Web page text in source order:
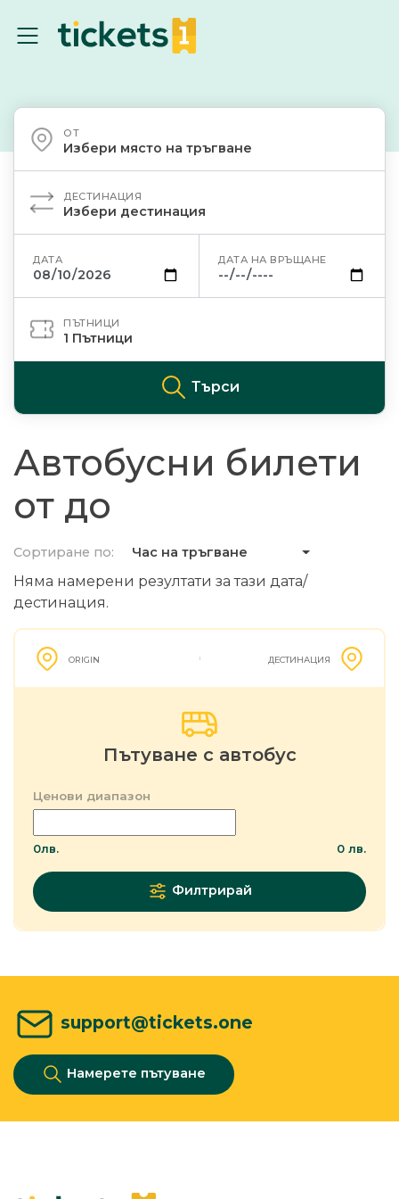
ОТ
Избери място на тръгване
ДЕСТИНАЦИЯ
Избери дестинация
ДАТА ДАТА НА ВРЪЩАНЕ
ПЪТНИЦИ
1 Пътници
Търси
Автобусни билети
от до
Сортиране по: Час на тръгване
Няма намерени резултати за тази дата/
дестинация.
ORIGIN ДЕСТИНАЦИЯ
Пътуване с автобус
Ценови диапазон
0лв. 0 лв.
Филтрирай
support@tickets.one
Намерете пътуване